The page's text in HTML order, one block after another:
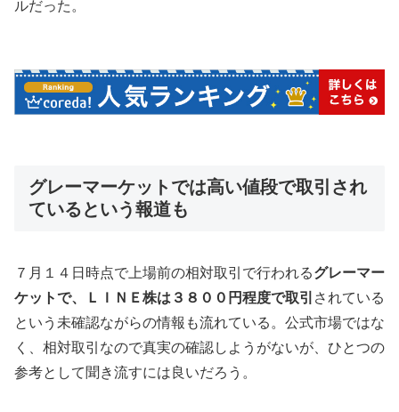
ルだった。
グレーマーケットでは高い値段で取引され
ているという報道も
７月１４日時点で上場前の相対取引で行われるグレーマー
ケットで、ＬＩＮＥ株は３８００円程度で取引 されている
という未確認ながらの情報も流れている。公式市場ではな
く、相対取引なので真実の確認しようがないが、ひとつの
参考として聞き流すには良いだろう。